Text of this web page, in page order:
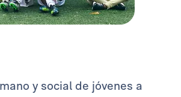
y social de jóvenes a